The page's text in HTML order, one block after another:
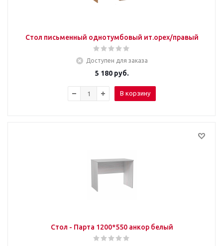
Стол письменный однотумбовый ит.орех/правый
Доступен для заказа
5 180руб.
В корзину
Стол - Парта 1200*550 анкор белый